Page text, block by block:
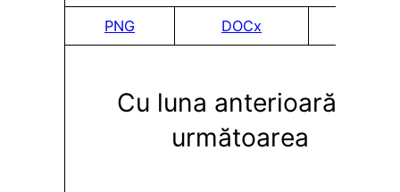
PNG DOCx
Cu luna anterioară și
următoarea